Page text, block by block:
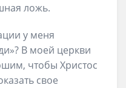
ложь.
у меня
В моей церкви
чтобы Христос
свое